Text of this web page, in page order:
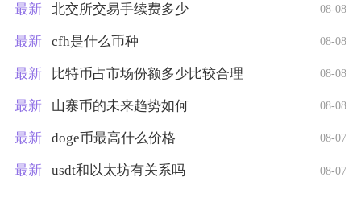
最新 北交所交易手续费多少 08-08
最新 cfh是什么币种 08-08
最新 比特币占市场份额多少比较合理 08-08
最新 山寨币的未来趋势如何 08-08
最新 doge币最高什么价格 08-07
最新 usdt和以太坊有关系吗 08-07